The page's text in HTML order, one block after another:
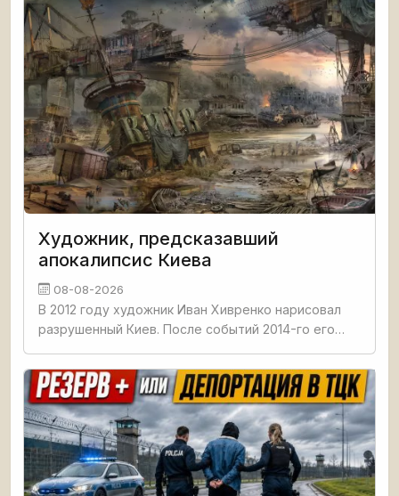
Художник, предсказавший
апокалипсис Киева
08-08-2026
В 2012 году художник Иван Хивренко нарисовал
разрушенный Киев. После событий 2014-го его
автора неизвестна: он молчит, не дает интервью
и не устраивает